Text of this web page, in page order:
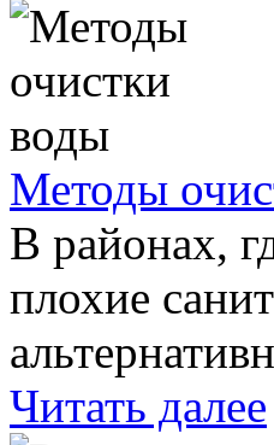
Методы
В районах,
плохие
Читать далее